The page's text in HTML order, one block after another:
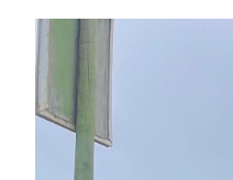
Ver
imagen
más
grande